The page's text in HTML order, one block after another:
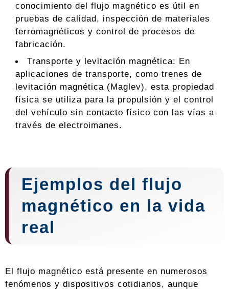
conocimiento del flujo magnético es útil en
pruebas de calidad, inspección de materiales
ferromagnéticos y control de procesos de
fabricación.
Transporte y levitación magnética: En
aplicaciones de transporte, como trenes de
levitación magnética (Maglev), esta propiedad
física se utiliza para la propulsión y el control
del vehículo sin contacto físico con las vías a
través de electroimanes.
Ejemplos del flujo
magnético en la vida
real
El flujo magnético está presente en numerosos
fenómenos y dispositivos cotidianos, aunque